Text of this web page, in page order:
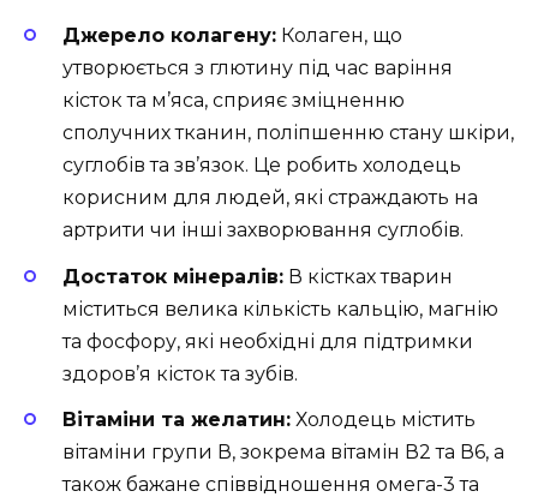
Джерело колагену: Колаген, що
утворюється з глютину під час варіння
кісток та м’яса, сприяє зміцненню
сполучних тканин, поліпшенню стану шкіри,
суглобів та зв’язок. Це робить холодець
корисним для людей, які страждають на
артрити чи інші захворювання суглобів.
Достаток мінералів: В кістках тварин
міститься велика кількість кальцію, магнію
та фосфору, які необхідні для підтримки
здоров’я кісток та зубів.
Вітаміни та желатин: Холодець містить
вітаміни групи В, зокрема вітамін В2 та В6, а
також бажане співвідношення омега-3 та